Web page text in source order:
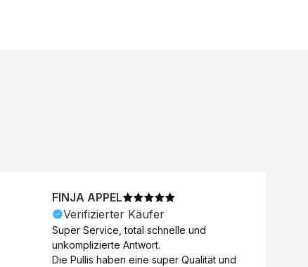
FINJA APPEL
Verifizierter Käufer
Super Service, total schnelle und
unkomplizierte Antwort.
Die Pullis haben eine super Qualität und